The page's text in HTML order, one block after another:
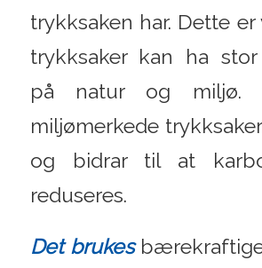
trykksaken har. Dette
trykksaker kan ha
på natur og miljø.
miljømerkede
og bidrar til at
reduseres.
Det brukesbærekraftige